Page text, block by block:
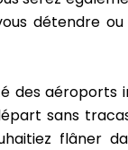
détendre
des aéroports
sans
flâner